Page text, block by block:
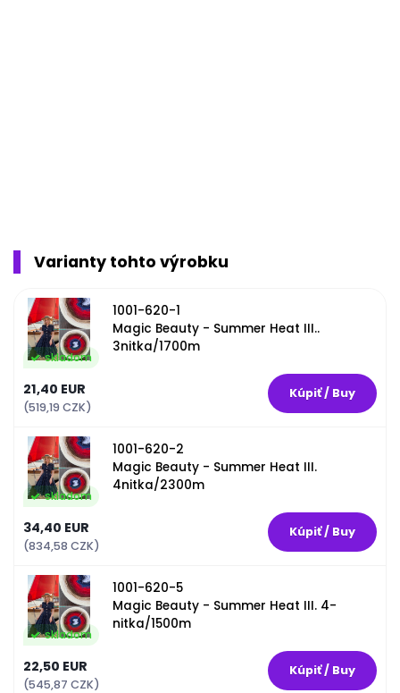
Varianty tohto výrobku
1001-620-1
Magic Beauty - Summer Heat III..
3nitka/1700m
skladom
21,40 EUR
(519,19 CZK)
1001-620-2
Magic Beauty - Summer Heat III.
4nitka/2300m
skladom
34,40 EUR
(834,58 CZK)
1001-620-5
Magic Beauty - Summer Heat III. 4-
nitka/1500m
skladom
22,50 EUR
(545,87 CZK)